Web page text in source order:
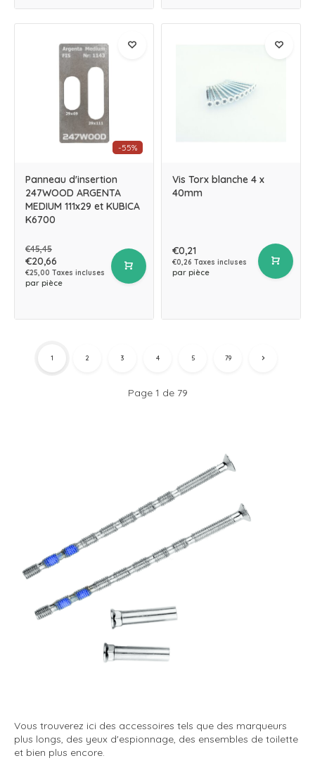
-55%
Panneau d'insertion
247WOOD ARGENTA
MEDIUM 111x29 et KUBICA
K6700
€45,45
€20,66
€25,00 Taxes incluses
par pièce
Vis Torx blanche 4 x
40mm
€0,21
€0,26 Taxes incluses
par pièce
Page 1 de 79
1 2 3 4 5 79
Vous trouverez ici des accessoires tels que des marqueurs
plus longs, des yeux d'espionnage, des ensembles de toilette
et bien plus encore.